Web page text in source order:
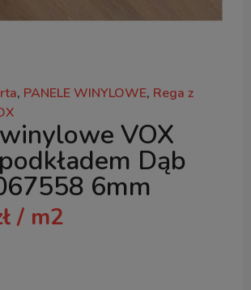
, PANELE WINYLOWE, Rega z
VOX
Dąb
6mm
/ m2